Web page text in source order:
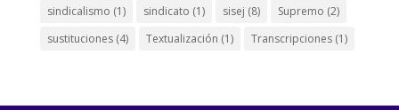
sindicalismo (1) sindicato (1) sisej (8) Supremo (2)
sustituciones(4) Textualización (1) Transcripciones(1)